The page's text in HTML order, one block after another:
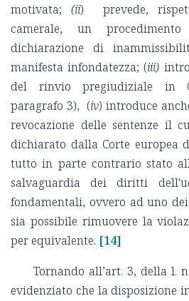
motivata;(ii) prevede,
camerale, un
dichiarazione di
manifesta infondatezza; (iii)
del rinvio pregiudiziale in
paragrafo 3), (iv) introduce
revocazione delle sentenze il
dichiarato dalla Corte
tutto in parte contrario stato
salvaguardia dei diritti
fondamentali, ovvero ad uno
sia possibile rimuovere la
per equivalente. [14]
Tornando all’art. 3, della l.
evidenziato che la disposizione